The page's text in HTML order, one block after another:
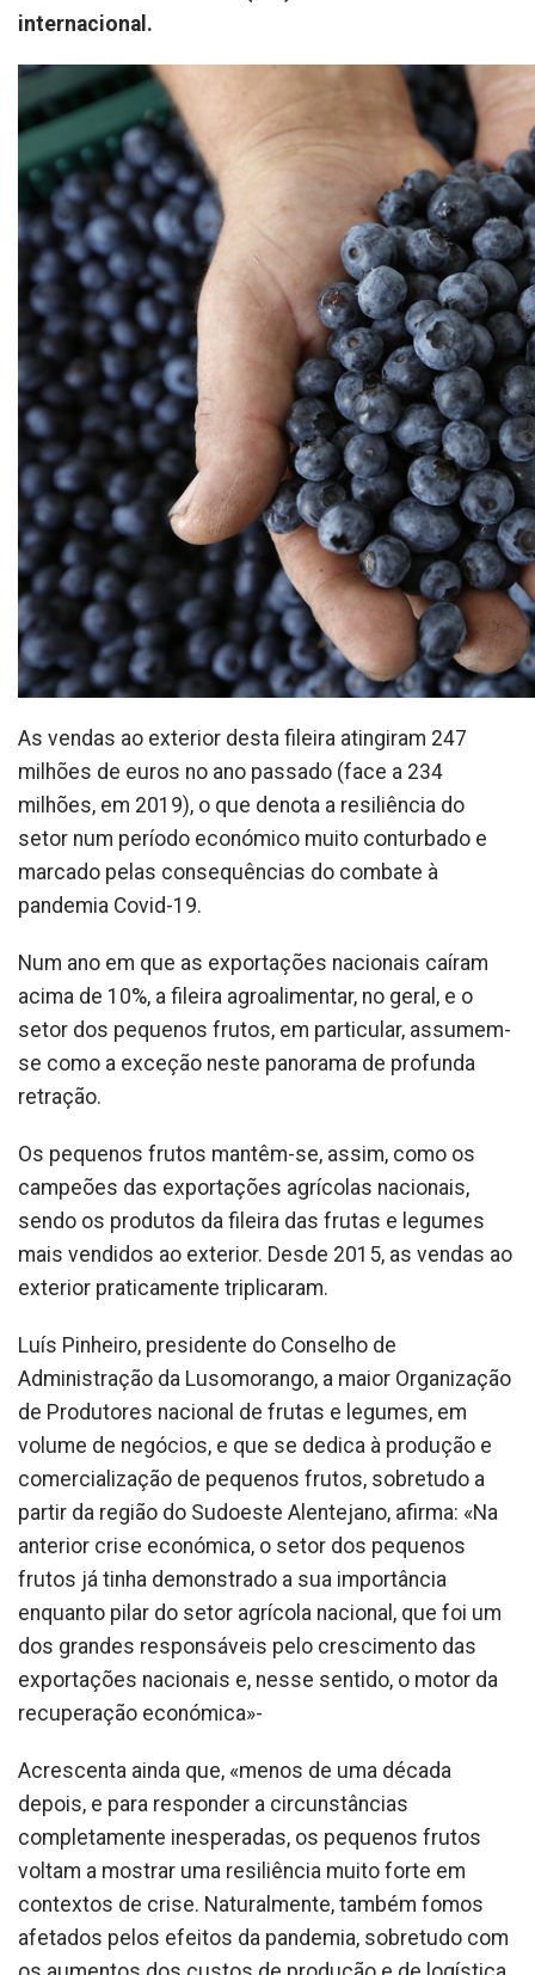
internacional.
As vendas ao exterior desta fileira atingiram 247
milhões de euros no ano passado (face a 234
milhões, em 2019), o que denota a resiliência do
setor num período económico muito conturbado e
marcado pelas consequências do combate à
pandemia Covid-19.
Num ano em que as exportações nacionais caíram
acima de 10%, a fileira agroalimentar, no geral, e o
setor dos pequenos frutos, em particular, assumem-
se como a exceção neste panorama de profunda
retração.
Os pequenos frutos mantêm-se, assim, como os
campeões das exportações agrícolas nacionais,
sendo os produtos da fileira das frutas e legumes
mais vendidos ao exterior. Desde 2015, as vendas ao
exterior praticamente triplicaram.
Luís Pinheiro, presidente do Conselho de
Administração da Lusomorango, a maior Organização
de Produtores nacional de frutas e legumes, em
volume de negócios, e que se dedica à produção e
comercialização de pequenos frutos, sobretudo a
partir da região do Sudoeste Alentejano, afirma: «Na
anterior crise económica, o setor dos pequenos
frutos já tinha demonstrado a sua importância
enquanto pilar do setor agrícola nacional, que foi um
dos grandes responsáveis pelo crescimento das
exportações nacionais e, nesse sentido, o motor da
recuperação económica»-
Acrescenta ainda que, «menos de uma década
depois, e para responder a circunstâncias
completamente inesperadas, os pequenos frutos
voltam a mostrar uma resiliência muito forte em
contextos de crise. Naturalmente, também fomos
afetados pelos efeitos da pandemia, sobretudo com